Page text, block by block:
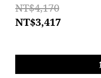
NT$4,170
NT$3,417